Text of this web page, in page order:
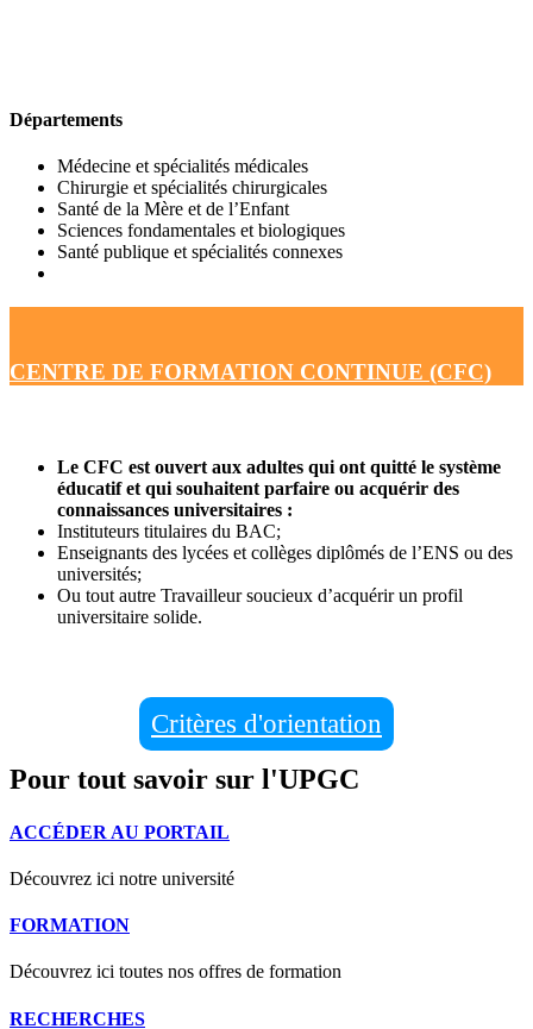
Départements
Médecine et spécialités médicales
Chirurgie et spécialités chirurgicales
Santé de la Mère et de l’Enfant
Sciences fondamentales et biologiques
Santé publique et spécialités connexes
CENTRE DE FORMATION CONTINUE (CFC)
Le CFC est ouvert aux adultes qui ont quitté le système
éducatif et qui souhaitent parfaire ou acquérir des
connaissances universitaires :
Instituteurs titulaires du BAC;
Enseignants des lycées et collèges diplômés de l’ENS ou des
universités;
Ou tout autre Travailleur soucieux d’acquérir un profil
universitaire solide.
Critères d'orientation
Pour tout savoir sur l'UPGC
ACCÉDER AU PORTAIL
Découvrez ici notre université
FORMATION
Découvrez ici toutes nos offres de formation
RECHERCHES